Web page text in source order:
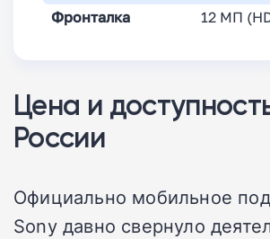
Фронталка 12 МП
Цена и
России
Официально мобильное
Sony давно свернуло